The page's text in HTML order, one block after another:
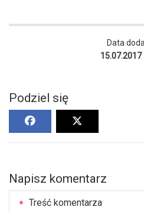
Data
15.07.2017
Podziel się
Napisz komentarz
Treść komentarza